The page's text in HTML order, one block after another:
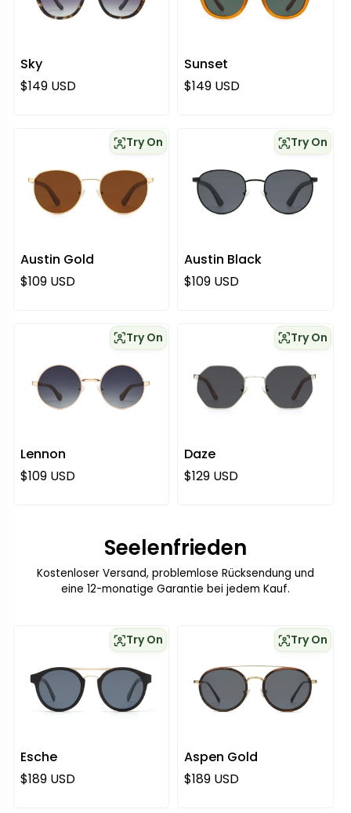
Sky
Regulärer Preis
$149 USD
Sunset
Regulärer Preis
$149 USD
Austin Gold
Try On
Regulärer Preis
$109 USD
Austin Black
Try On
Regulärer Preis
$109 USD
Lennon
Try On
Regulärer Preis
$109 USD
Daze
Try On
Regulärer Preis
$129 USD
Seelenfrieden
Kostenloser Versand, problemlose Rücksendung und
eine 12-monatige Garantie bei jedem Kauf.
Esche
Try On
Regulärer Preis
$189 USD
Aspen Gold
Try On
Regulärer Preis
$189 USD